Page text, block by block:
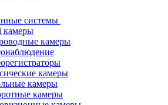
системы
камеры
камеры
камеры
камеры
камеры